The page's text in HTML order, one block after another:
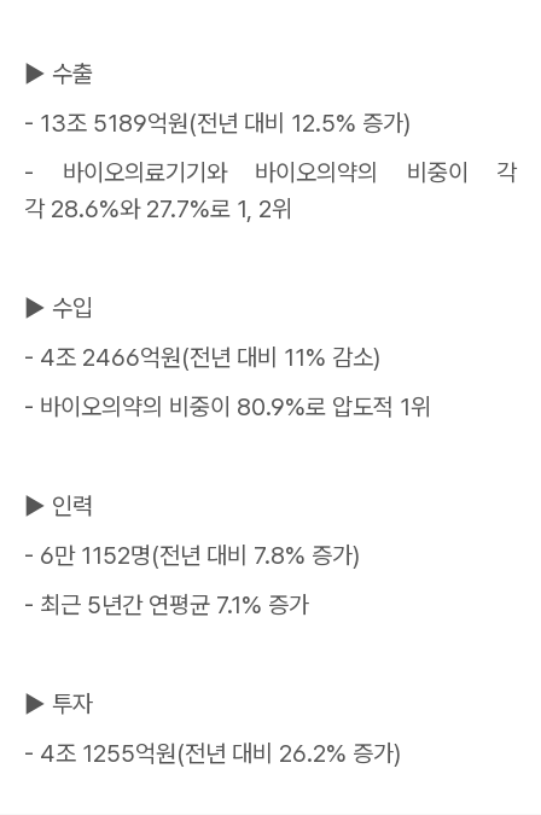
▶ 수출
- 13조 5189억원(전년 대비 12.5% 증가)
-
바이오의료기기와 바이오의약의 비중이 각
각 28.6%와 27.7%로 1, 2위
▶ 수입
- 4조 2466억원(전년 대비 11% 감소)
- 바이오의약의 비중이 80.9%로 압도적 1위
▶ 인력
- 6만 1152명(전년 대비 7.8% 증가)
- 최근 5년간 연평균 7.1% 증가
▶ 투자
- 4조 1255억원(전년 대비 26.2% 증가)